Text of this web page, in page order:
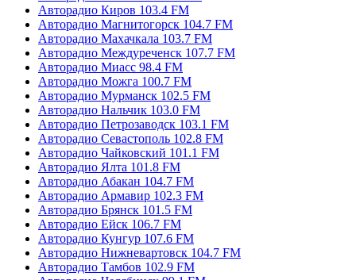
Авторадио Киров 103.4 FM
Авторадио Магнитогорск 104.7 FM
Авторадио Махачкала 103.7 FM
Авторадио Междуреченск 107.7 FM
Авторадио Миасс 98.4 FM
Авторадио Можга 100.7 FM
Авторадио Мурманск 102.5 FM
Авторадио Нальчик 103.0 FM
Авторадио Петрозаводск 103.1 FM
Авторадио Севастополь 102.8 FM
Авторадио Чайковский 101.1 FM
Авторадио Ялта 101.8 FM
Авторадио Абакан 104.7 FM
Авторадио Армавир 102.3 FM
Авторадио Брянск 101.5 FM
Авторадио Ейск 106.7 FM
Авторадио Кунгур 107.6 FM
Авторадио Нижневартовск 104.7 FM
Авторадио Тамбов 102.9 FM